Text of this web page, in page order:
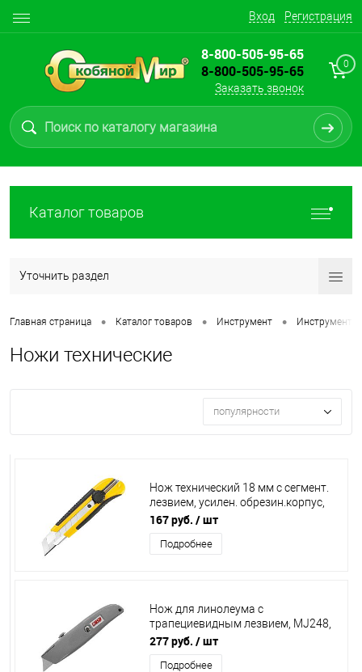
Вход Регистрация
8-800-505-95-65
8-800-505-95-65
Заказать звонок
0
Каталог товаров
Уточнить раздел
Главная страница • Каталог товаров • Инструмент • Инструмент
Ножи технические
популярности
Нож технический 18 мм с сегмент.
лезвием, усилен. обрезин.корпус,
винт фиксатор лезвия,
10321/10273
167 руб. / шт
Подробнее
Нож для линолеума с
трапециевидным лезвием, MJ248,
10340 / 10336
277 руб. / шт
Подробнее